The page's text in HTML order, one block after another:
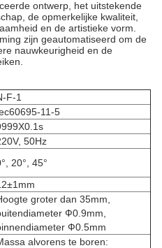
ontwerp, het uitstekende
de opmerkelijke kwaliteit,
en de artistieke vorm.
zijn geautomatiseerd om de
nauwkeurigheid en de
F-1
11-5
50Hz
20°, 45°
groter dan 35mm,
Ф0.9mm,
Ф0.5mm
alvorens te boren: